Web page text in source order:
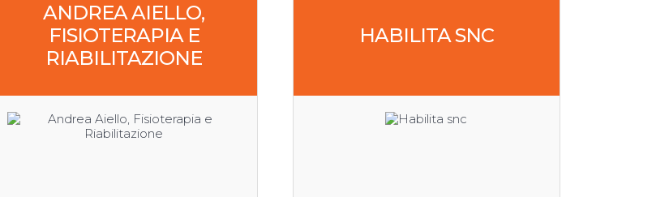
ANDREA AIELLO,
FISIOTERAPIA E
RIABILITAZIONE
HABILITA SNC